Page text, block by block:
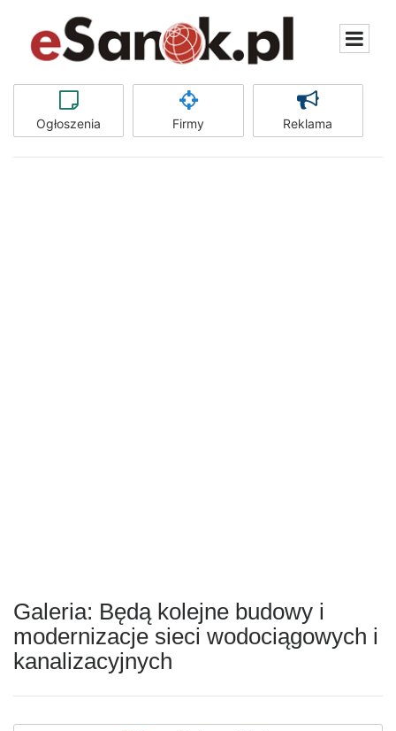
Ogłoszenia Firmy Reklama
Galeria: Będą kolejne budowy i
modernizacje sieci wodociągowych i
kanalizacyjnych